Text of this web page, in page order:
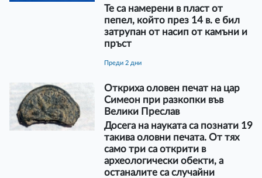
Те са намерени в пласт от
пепел, който през 14 в. е бил
затрупан от насип от камъни и
пръст
преди 2 дни
Откриха оловен печат на цар
Симеон при разкопки във
Велики Преслав
Досега на науката са познати 19
такива оловни печата. От тях
само три са открити в
археологически обекти, а
останалите са случайни